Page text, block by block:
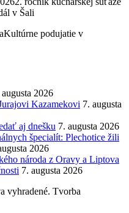
v Šali
Kultúrne podujatie v
augusta 2026
Kazamekovi 7. augusta
aj dnešku 7. augusta 2026
špecialít: Plechotice žili
2026
národa z Oravy a Liptova
7. augusta 2026
vyhradené. Tvorba